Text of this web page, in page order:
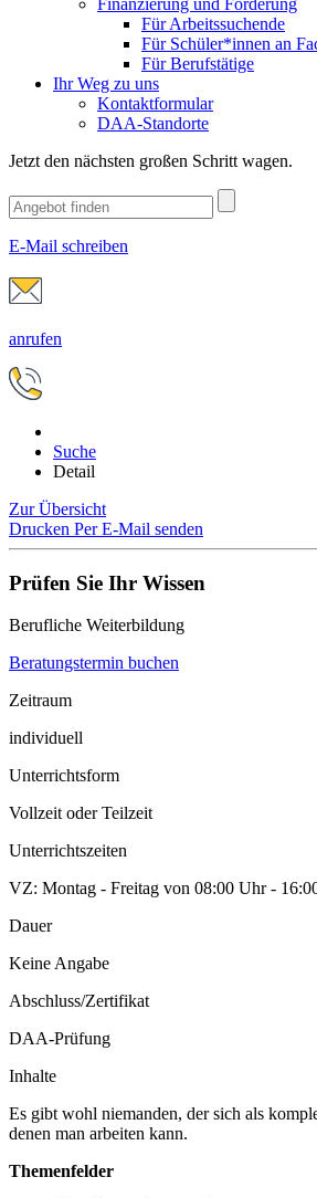
Finanzierung und Förderung
Für Arbeitssuchende
Für Schüler*innen an
Für Berufstätige
Ihr Weg zu uns
Kontaktformular
DAA-Standorte
Jetzt den nächsten großen Schritt wagen.
E-Mail schreiben
anrufen
Suche
Detail
Zur Übersicht
Drucken Per E-Mail senden
Prüfen Sie Ihr Wissen
Berufliche Weiterbildung
Beratungstermin buchen
Zeitraum
individuell
Unterrichtsform
Vollzeit oder Teilzeit
Unterrichtszeiten
VZ: Montag - Freitag von 08:00 Uhr -
Dauer
Keine Angabe
Abschluss/Zertifikat
DAA-Prüfung
Inhalte
Es gibt wohl niemanden, der sich als
denen man arbeiten kann.
Themenfelder